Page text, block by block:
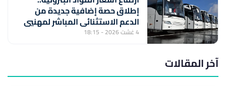
إطلاق حصة إضافية جديدة من
الدعم الاستثنائي المباشر لمهنيي
النقل الطرقي للأشخاص والبضائع
4 غشت 2026 - 18:15
آخر المقالات